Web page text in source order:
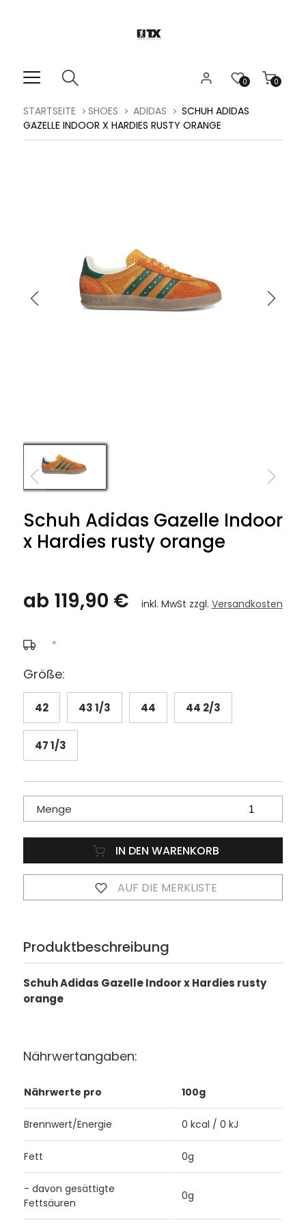
0
0
STARTSEITE SHOES ADIDAS
SCHUH ADIDAS
GAZELLE INDOOR X HARDIES RUSTY ORANGE
Schuh Adidas Gazelle Indoor
x Hardies rusty orange
ab 119,90 € inkl. MwSt zzgl. Versandkosten
*
Größe:
42 43 1/3 44 44 2/3
47 1/3
Menge
IN DEN WARENKORB
AUF DIE MERKLISTE
Produktbeschreibung
Schuh Adidas Gazelle Indoor x Hardies rusty
orange
Nährwertangaben:
Nährwerte pro 100g
Brennwert/Energie 0 kcal / 0 kJ
Fett 0g
- davon gesättigte
Fettsäuren
0g